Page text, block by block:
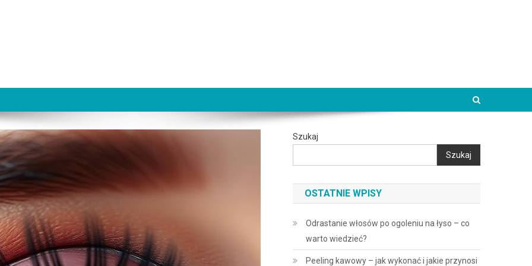
Szukaj
Szukaj
OSTATNIE WPISY
Odrastanie włosów po ogoleniu na łyso – co
warto wiedzieć?
Peeling kawowy – jak wykonać i jakie przynosi